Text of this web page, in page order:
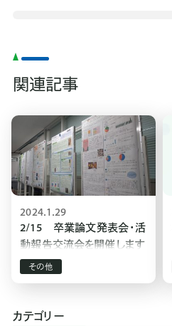
関連記事
2024.1.29
2/15 卒業論文発表会・活
動報告交流会を開催します
その他
カテゴリー